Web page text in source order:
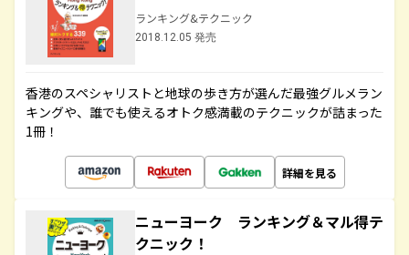
ランキング&テクニック
2018.12.05 発売
香港のスペシャリストと地球の歩き方が選んだ最強グルメラン
キングや、誰でも使えるオトク感満載のテクニックが詰まった
1冊！
詳細を見る
ニューヨーク ランキング＆マル得テ
クニック！